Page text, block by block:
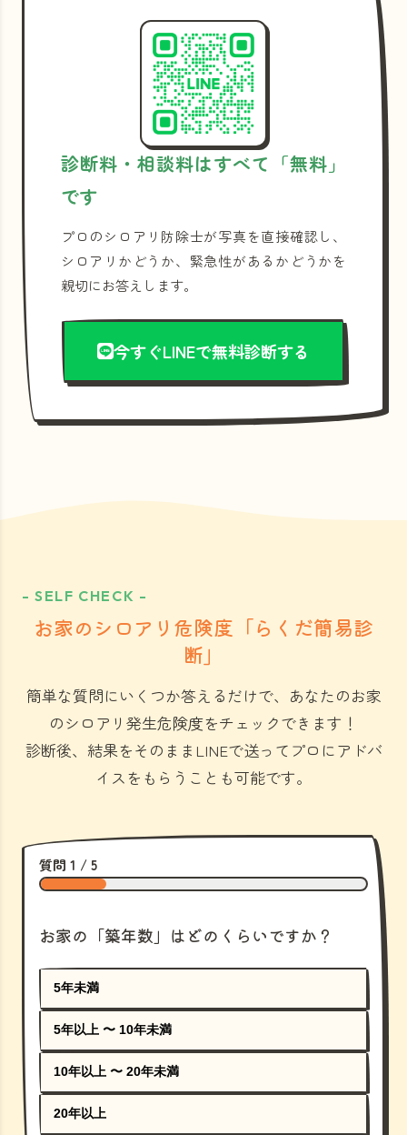
診断料・相談料はすべて「無料」
です
プロのシロアリ防除士が写真を直接確認し、
シロアリかどうか、緊急性があるかどうかを
親切にお答えします。
今すぐLINEで無料診断する
- SELF CHECK -
お家のシロアリ危険度「らくだ簡易診
断」
簡単な質問にいくつか答えるだけで、あなたのお家
のシロアリ発生危険度をチェックできます！
診断後、結果をそのままLINEで送ってプロにアドバ
イスをもらうことも可能です。
質問 1 / 5
お家の「築年数」はどのくらいですか？
5年未満
5年以上 〜 10年未満
10年以上 〜 20年未満
20年以上